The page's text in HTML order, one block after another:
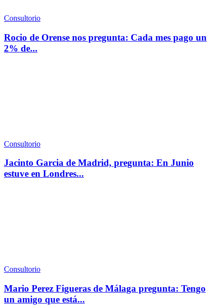
Consultorio
Rocio de Orense nos pregunta: Cada mes pago un
2% de...
Consultorio
Jacinto Garcia de Madrid, pregunta: En Junio
estuve en Londres...
Consultorio
Mario Perez Figueras de Málaga pregunta: Tengo
un amigo que está...